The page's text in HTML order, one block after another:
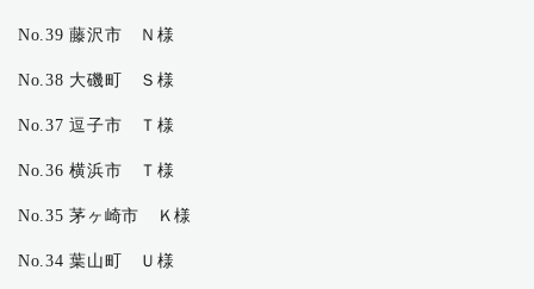
No.39 藤沢市 Ｎ様
No.38 大磯町 Ｓ様
No.37 逗子市 Ｔ様
No.36 横浜市 Ｔ様
No.35 茅ヶ崎市 Ｋ様
No.34 葉山町 Ｕ様